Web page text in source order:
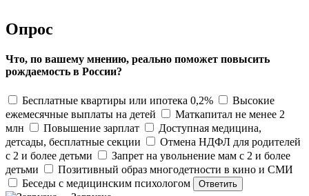
Опрос
Что, по вашему мнению, реально поможет повысить
рождаемость в России?
Бесплатные квартиры или ипотека 0,2%
Высокие
ежемесячные выплаты на детей
Маткапитал не менее 2
млн
Повышение зарплат
Доступная медицина,
детсады, бесплатные секции
Отмена НДФЛ для родителей
с 2 и более детьми
Запрет на увольнение мам с 2 и более
детьми
Позитивный образ многодетности в кино и СМИ
Беседы с медицинским психологом